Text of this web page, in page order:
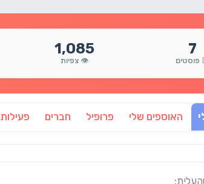
7
פוסטים
1,085
👁️ צפיות
האוספים שלי פרופיל חברים פעילות